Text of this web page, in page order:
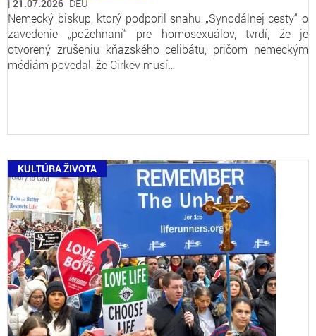
21.07.2026 DEU
Nemecký biskup, ktorý podporil snahu „Synodálnej cesty“ o
zavedenie „požehnaní“ pre homosexuálov, tvrdí, že je
otvorený zrušeniu kňazského celibátu, pričom nemeckým
médiám povedal, že Cirkev musí…
KULTÚRA ŽIVOTA